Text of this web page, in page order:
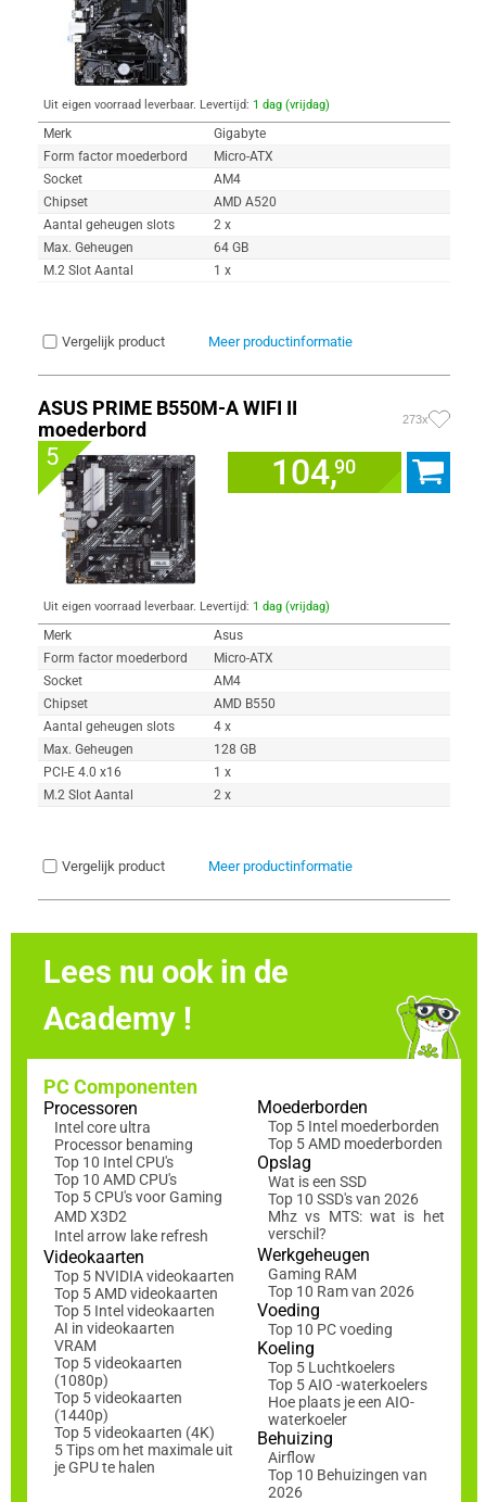
Uit eigen voorraad leverbaar. Levertijd: 1 dag (vrijdag)
Merk
Gigabyte
Form factor moederbord
Micro-ATX
Socket
AM4
Chipset
AMD A520
Aantal geheugen slots
2 x
Max. Geheugen
64 GB
M.2 Slot Aantal
1 x
Vergelijk product Meer productinformatie
ASUS PRIME B550M-A WIFI II
moederbord
273x
5 104,90
Uit eigen voorraad leverbaar. Levertijd: 1 dag (vrijdag)
Merk
Asus
Form factor moederbord
Micro-ATX
Socket
AM4
Chipset
AMD B550
Aantal geheugen slots
4 x
Max. Geheugen
128 GB
PCI-E 4.0 x16
1 x
M.2 Slot Aantal
2 x
Vergelijk product Meer productinformatie
Lees nu ook in de
Academy !
PC Componenten
Processoren
Intel core ultra
Processor benaming
Top 10 Intel CPU's
Top 10 AMD CPU's
Top 5 CPU's voor Gaming
AMD X3D2
Intel arrow lake refresh
Videokaarten
Top 5 NVIDIA videokaarten
Top 5 AMD videokaarten
Top 5 Intel videokaarten
AI in videokaarten
VRAM
Top 5 videokaarten
(1080p)
Top 5 videokaarten
(1440p)
Top 5 videokaarten (4K)
5 Tips om het maximale uit
je GPU te halen
Moederborden
Top 5 Intel moederborden
Top 5 AMD moederborden
Opslag
Wat is een SSD
Top 10 SSD's van 2026
Mhz vs MTS: wat is het
verschil?
Werkgeheugen
Gaming RAM
Top 10 Ram van 2026
Voeding
Top 10 PC voeding
Koeling
Top 5 Luchtkoelers
Top 5 AIO -waterkoelers
Hoe plaats je een AIO-
waterkoeler
Behuizing
Airflow
Top 10 Behuizingen van
2026